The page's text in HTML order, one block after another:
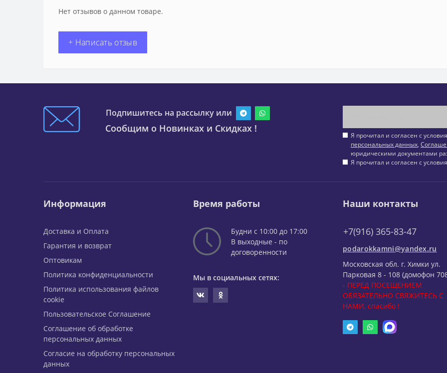
Нет отзывов о данном товаре.
+ Написать отзыв
Подпишитесь на рассылку или
Сообщим о Новинках и Скидках !
Я прочитал и согласен с
персональных данных,
юридическими документами
Я прочитал и согласен с
Информация
Доставка и Оплата
Гарантия и возврат
Оптовикам
Политика конфиденциальности
Политика использования файлов
cookie
Пользовательское Соглашение
Соглашение об обработке
персональных данных
Согласие на обработку персональных
данных
Время работы
Будни с 10:00 до 17:00
В выходные - по
договоренности
Мы в социальных сетях:
Наши контакты
+7(916) 365-83-47
podarokkamni@yandex.ru
Московская обл. г. Химки ул.
Парковая 8 - 108 (домофон
- ПЕРЕД ПОСЕЩЕНИЕМ
ОБЯЗАТЕЛЬНО СВЯЖИТЕСЬ С
НАМИ, спасибо !